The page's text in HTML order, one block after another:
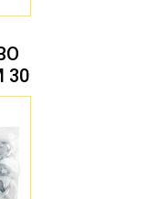
30